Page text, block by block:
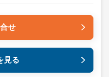
せ
見る